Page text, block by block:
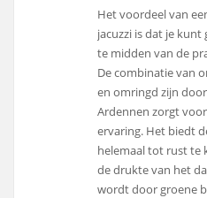
Het voordeel van
jacuzzi is dat je
te midden van de
De combinatie van
en omringd zijn
Ardennen zorgt
ervaring. Het biedt
helemaal tot rust te
de drukte van het
wordt door groene